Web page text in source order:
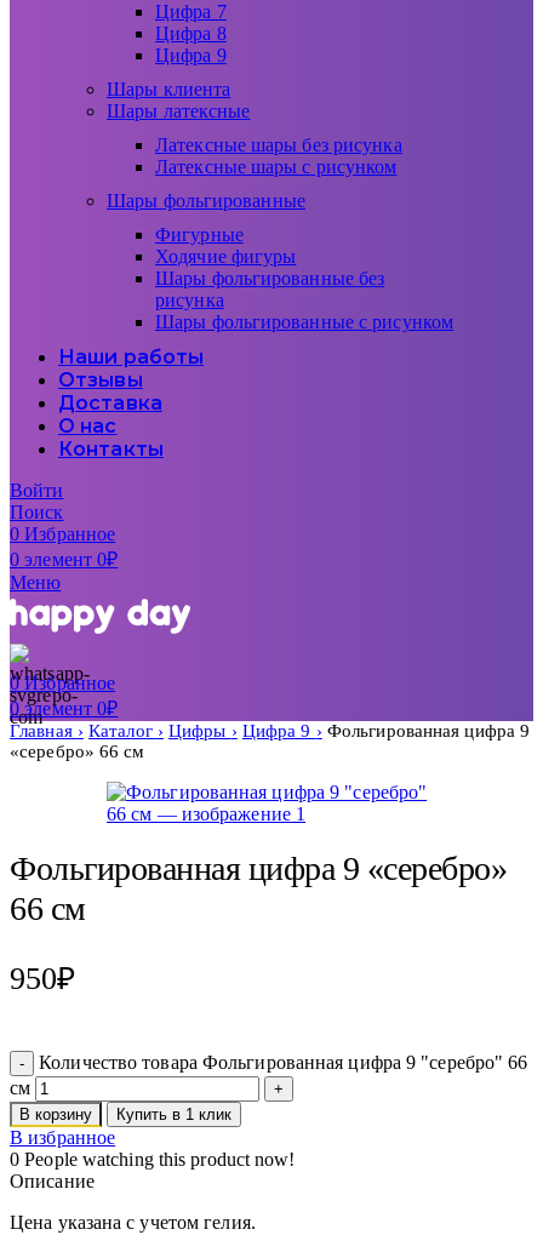
Цифра 7
Цифра 8
Цифра 9
Шары клиента
Шары латексные
Латексные шары без рисунка
Латексные шары с рисунком
Шары фольгированные
Фигурные
Ходячие фигуры
Шары фольгированные без
рисунка
Шары фольгированные с рисунком
Наши работы
Отзывы
Доставка
О нас
Контакты
Войти
Поиск
0Избранное
0элемент 0₽
Меню
0Избранное
0элемент 0₽
Главная Каталог Цифры Цифра 9
Фольгированная цифра 9
«серебро» 66 см
Фольгированная цифра 9 «серебро»
66 см
950₽
Количество товара Фольгированная цифра 9 "серебро" 66
см
В корзину Купить в 1 клик
В избранное
0 People watching this product now!
Описание
Цена указана с учетом гелия.